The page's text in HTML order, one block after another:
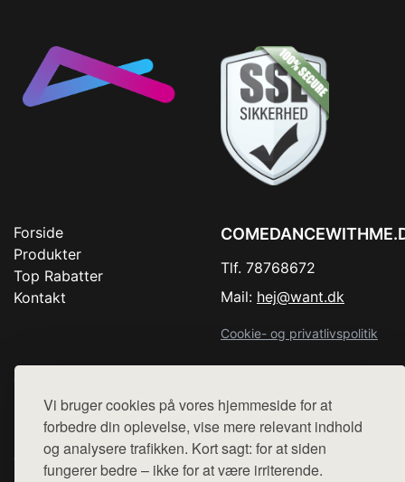
Vi bruger cookies på vores hjemmeside for at
forbedre din oplevelse, vise mere relevant indhold
og analysere trafikken. Kort sagt: for at siden
fungerer bedre – ikke for at være irriterende.
Forside
Produkter
Top Rabatter
Kontakt
Tlf. 78768672
Mail: hej@want.dk
Cookie- og privatlivspolitik
Denne side er en del af want.dk, der udgiver en række
hjemmesider med præsentation af forskellige produkter fra
diverse webshops. Der sælges ikke varer fra denne side - vi
henviser til de shops, som sælger varen. Vi har heller ikke